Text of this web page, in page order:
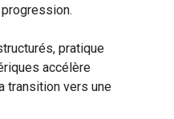
pratique
accélère
transition vers une